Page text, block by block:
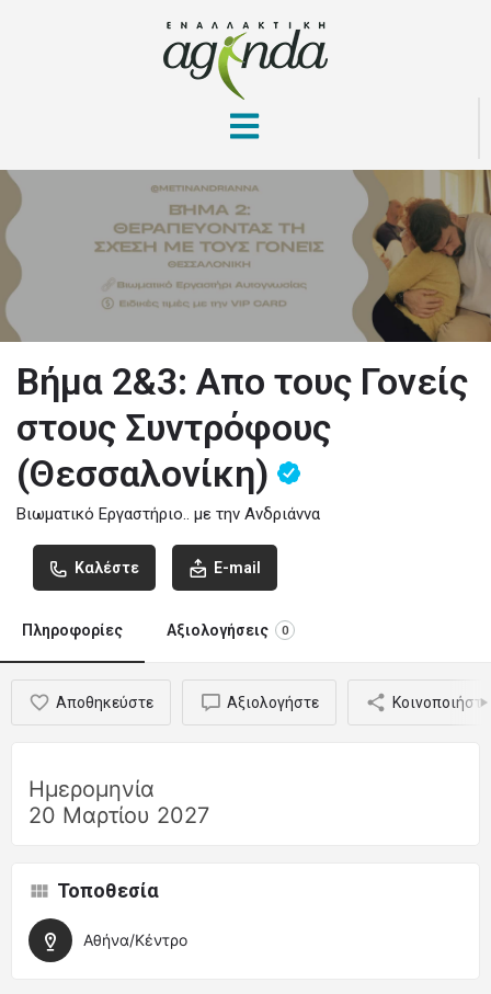
Βήμα 2&3: Απο τους Γονείς
στους Συντρόφους
(Θεσσαλονίκη)
Βιωματικό Εργαστήριο.. με την Ανδριάννα
Καλέστε E-mail
Πληροφορίες Αξιολογήσεις 0
Αποθηκεύστε Αξιολογήστε Κοινοποιήστε
Ημερομηνία
20 Μαρτίου 2027
Τοποθεσία
Αθήνα/Κέντρο